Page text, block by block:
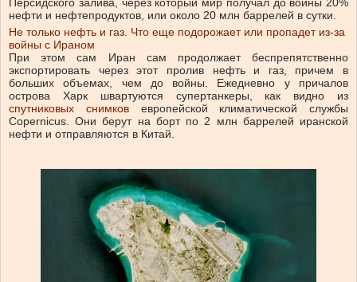
Персидского залива, через который мир получал до войны 20%
нефти и нефтепродуктов, или около 20 млн баррелей в сутки.
Не только нефть и газ. Что еще подорожает или пропадет из-за
войны с Ираном
При этом сам Иран сам продолжает беспрепятственно
экспортировать через этот пролив нефть и газ, причем в
больших объемах, чем до войны. Ежедневно у причалов
острова Харк швартуются супертанкеры, как видно из
спутниковых снимковевропейской климатической службы
Copernicus. Они берут на борт по 2 млн баррелей иранской
нефти и отправляются в Китай.